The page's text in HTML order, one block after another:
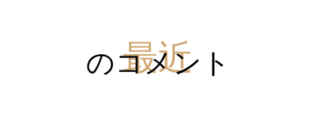
最近
のコメント